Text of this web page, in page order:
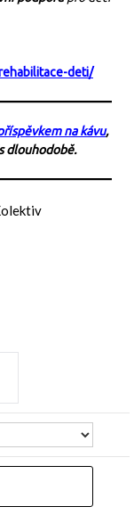
deti/
na kávu,
dlouhodobě.